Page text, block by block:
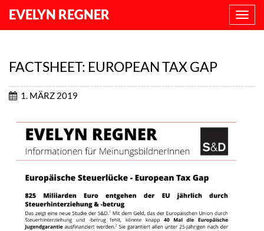
EVELYN REGNER
FACTSHEET: EUROPEAN TAX GAP
1. MÄRZ 2019